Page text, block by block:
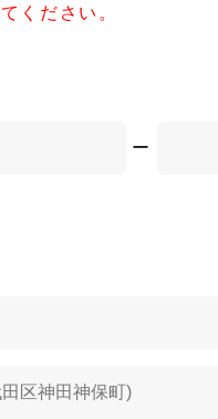
ください。
ー